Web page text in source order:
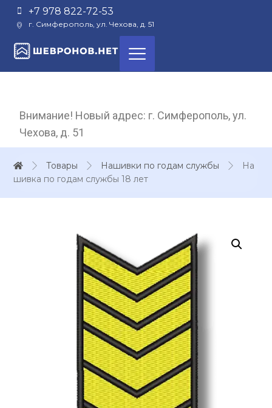
+7 978 822-72-53
г. Симферополь, ул. Чехова, д. 51
Внимание! Новый адрес: г. Симферополь, ул.
Чехова, д. 51
Товары Нашивки по годам службы
На
шивка по годам службы 18 лет